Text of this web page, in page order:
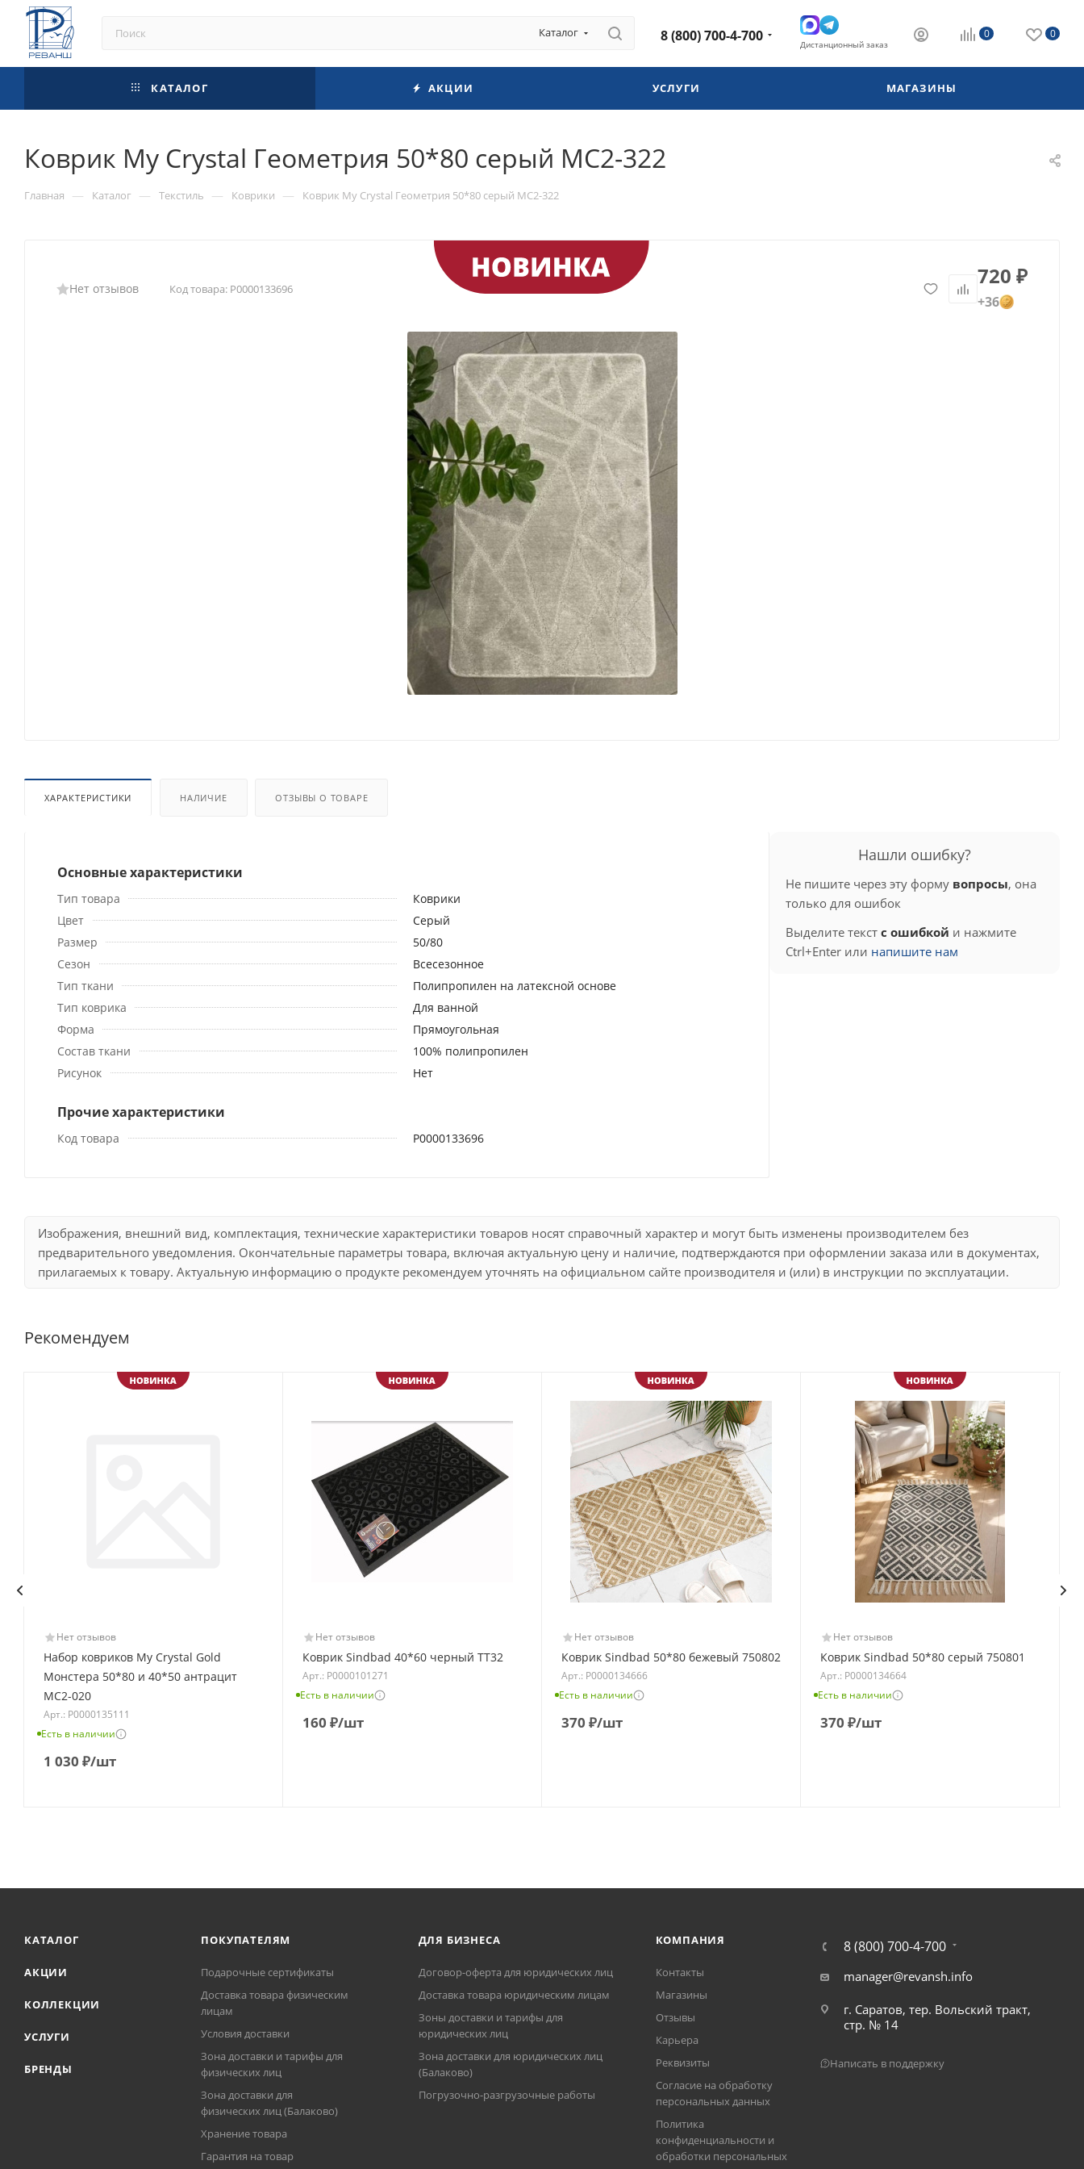
Каталог 8 (800) 700-4-700 Дистанционный заказ
0 0
КАТАЛОГ АКЦИИ УСЛУГИ МАГАЗИНЫ
Коврик My Crystal Геометрия 50*80 серый МС2-322
Главная — Каталог — Текстиль — Коврики — Коврик My Crystal Геометрия 50*80 серый МС2-322
Нет отзывов Код товара: Р0000133696 720 ₽
+36
ХАРАКТЕРИСТИКИ НАЛИЧИЕ ОТЗЫВЫ О ТОВАРЕ
Основные характеристики
Тип товара
Коврики
Цвет
Серый
Размер
50/80
Сезон
Всесезонное
Тип ткани
Полипропилен на латексной основе
Тип коврика
Для ванной
Форма
Прямоугольная
Состав ткани
100% полипропилен
Рисунок
Нет
Прочие характеристики
Код товара Р0000133696
Нашли ошибку?
Не пишите через эту форму вопросы, она
только для ошибок
Выделите текст с ошибкой и нажмите
Ctrl+Enter или напишите нам
Изображения, внешний вид, комплектация, технические характеристики товаров носят справочный характер и могут быть изменены производителем без
предварительного уведомления. Окончательные параметры товара, включая актуальную цену и наличие, подтверждаются при оформлении заказа или в документах,
прилагаемых к товару. Актуальную информацию о продукте рекомендуем уточнять на официальном сайте производителя и (или) в инструкции по эксплуатации.
Рекомендуем
Нет отзывов
Набор ковриков My Crystal Gold
Монстера 50*80 и 40*50 антрацит
МС2-020
Арт.: Р0000135111
Есть в наличии
1 030 ₽/шт
Нет отзывов
Коврик Sindbad 40*60 черный TT32
Арт.: Р0000101271
Есть в наличии
160 ₽/шт
Нет отзывов
Коврик Sindbad 50*80 бежевый 750802
Арт.: Р0000134666
Есть в наличии
370 ₽/шт
Нет отзывов
Коврик Sindbad 50*80 серый 750801
Арт.: Р0000134664
Есть в наличии
370 ₽/шт
КАТАЛОГ
АКЦИИ
КОЛЛЕКЦИИ
УСЛУГИ
БРЕНДЫ
ПОКУПАТЕЛЯМ
Подарочные сертификаты
Доставка товара физическим
лицам
Условия доставки
Зона доставки и тарифы для
физических лиц
Зона доставки для
физических лиц (Балаково)
Хранение товара
Гарантия на товар
ДЛЯ БИЗНЕСА
Договор-оферта для юридических лиц
Доставка товара юридическим лицам
Зоны доставки и тарифы для
юридических лиц
Зона доставки для юридических лиц
(Балаково)
Погрузочно-разгрузочные работы
КОМПАНИЯ
Контакты
Магазины
Отзывы
Карьера
Реквизиты
Согласие на обработку
персональных данных
Политика
конфиденциальности и
обработки персональных
8 (800) 700-4-700
manager@revansh.info
г. Саратов, тер. Вольский тракт,
стр. № 14
Написать в поддержку